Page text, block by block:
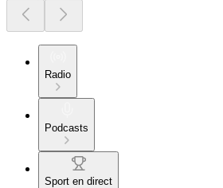
Radio
Podcasts
Sport en direct